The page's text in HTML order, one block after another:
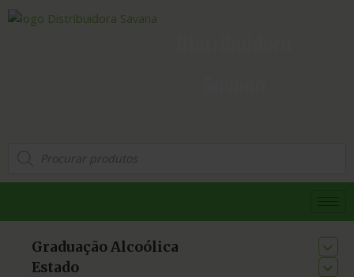
Graduação Alcoólica
Estado